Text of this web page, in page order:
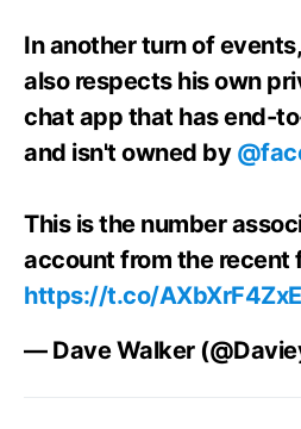
In another turn of
also respects his own
chat app that has end-
and isn't owned by
This is the number
account from the recent
https://t.co/AXbXrF4ZxE
— Dave Walker